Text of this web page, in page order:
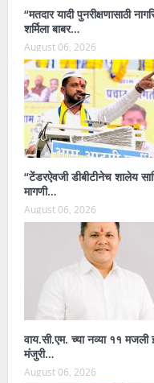
“मतदार यादी पुनरीक्षणासाठी
शर्मिला बाबर…
August 06, 2026
“टेंडरऐवजी डीबीटीनेच शालेय
मागणी…
August 06, 2026
वाय.सी.एम. च्या नव्या ११ मजली
मंजुरी…
August 06, 2026